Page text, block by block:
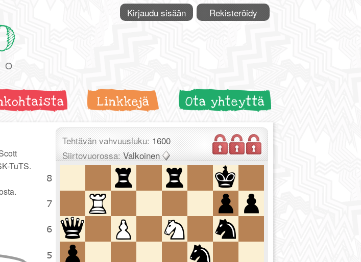
Kirjaudu sisään Rekisteröidy
Linkkejä Ota yhteyttä
TuTS.
Tehtävän vahvuusluku:1600
Siirtovuorossa:Valkoinen